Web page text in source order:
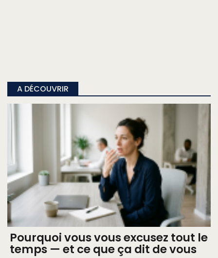
A DÉCOUVRIR
Pourquoi vous vous excusez tout le
temps — et ce que ça dit de vous